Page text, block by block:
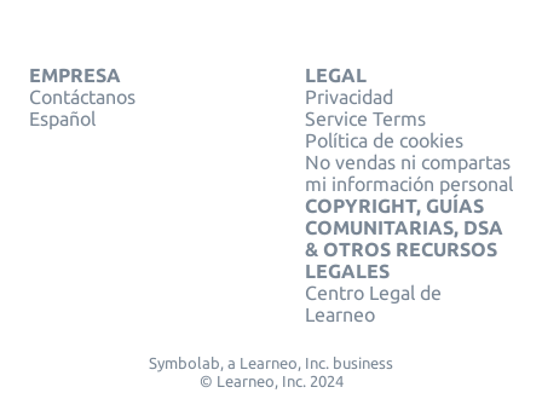
EMPRESA
Contáctanos
Español
LEGAL
Privacidad
Service Terms
Política de cookies
No vendas ni compartas
mi información personal
COPYRIGHT, GUÍAS
COMUNITARIAS, DSA
& OTROS RECURSOS
LEGALES
Centro Legal de
Learneo
Symbolab, a Learneo, Inc. business
© Learneo, Inc. 2024